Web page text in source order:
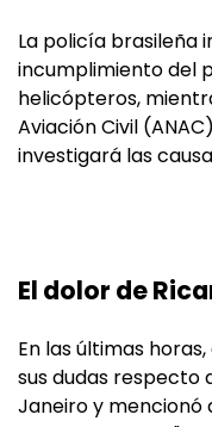
La policía brasileña
incumplimiento del
helicópteros,
Aviación Civil
investigará las
El dolor de
En las últimas
sus dudas respecto
Janeiro y mencionó